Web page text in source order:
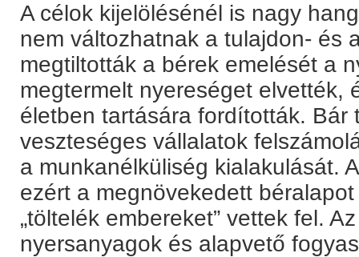
A célok kijelölésénél is nagy
nem változhatnak a tulajdon- és
megtiltották a bérek emelését a
megtermelt nyereséget elvették,
életben tartására fordították. Bár
veszteséges vállalatok
a munkanélküliség kialakulását.
ezért a megnövekedett
„töltelék embereket” vettek fel.
nyersanyagok és alapvető